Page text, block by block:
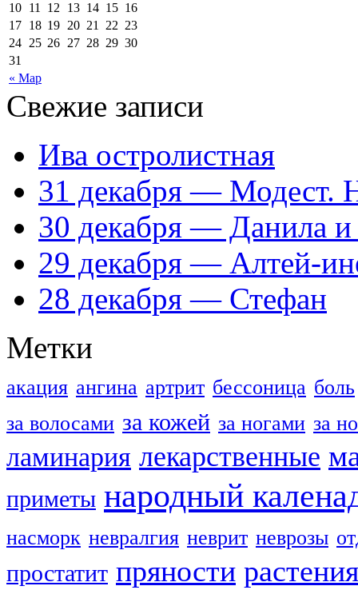
« Мар
10 11 12 13 14 15 16
17 18 19 20 21 22 23
24 25 26 27 28 29 30
31
Свежие записи
Ива остролистная
31 декабря — Модест.
30 декабря — Данила
29 декабря — Алтей-
28 декабря — Стефан
Метки
акация ангина артрит бессоница боль
за волосами за кожей за ногами за
ламинария лекарственные
приметы народный
насморк невралгия неврит неврозы
простатит пряности растения